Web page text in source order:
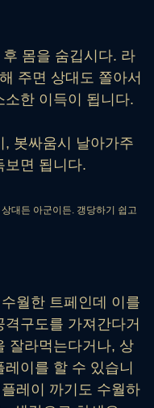
몸을 숨깁시다. 라
주면 상대도 쫄아서
한 이득이 됩니다.
봇싸움시 날아가주
보면 됩니다.
대든 아군이든. 갱당하기 쉽고
월한 트페인데 이를
구도를 가져간다거
잘라먹는다거나, 상
이를 할 수 있습니
레이 까기도 수월하